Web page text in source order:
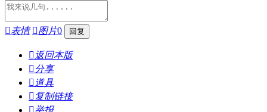
表情 图片0
 返回本版
分享
 道具
 复制链接
举报